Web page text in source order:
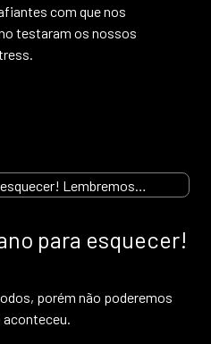
com que nos
testaram os nossos
para esquecer!
porém não poderemos
aconteceu.